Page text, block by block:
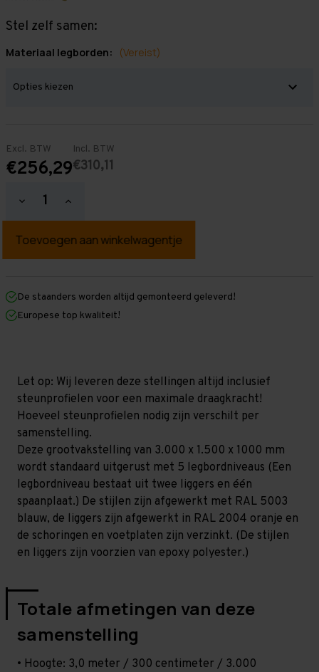
Stel zelf samen:
Materiaal legborden: (Vereist)
Excl. BTW
€256,29
Incl. BTW
€310,11
Hoeveelheid
verlagen
Grootvakstelling
mm
mm
x
1.000
niveaus
GALVA
Hoeveelheid
verhogen
Grootvakstelling
mm
mm
1.000
niveaus
GALVA
De staanders worden altijd gemonteerd geleverd!
Europese top kwaliteit!
Let op: Wij leveren deze stellingen altijd inclusief
steunprofielen voor een maximale draagkracht!
Hoeveel steunprofielen nodig zijn verschilt per
samenstelling.
Deze grootvakstelling van 3.000 x 1.500 x 1000 mm
wordt standaard uitgerust met 5 legbordniveaus (Een
legbordniveau bestaat uit twee liggers en één
spaanplaat.) De stijlen zijn afgewerkt met RAL 5003
blauw, de liggers zijn afgewerkt in RAL 2004 oranje en
de schoringen en voetplaten zijn verzinkt. (De stijlen
en liggers zijn voorzien van epoxy polyester.)
Totale afmetingen van deze
samenstelling
• Hoogte: 3,0 meter / 300 centimeter / 3.000